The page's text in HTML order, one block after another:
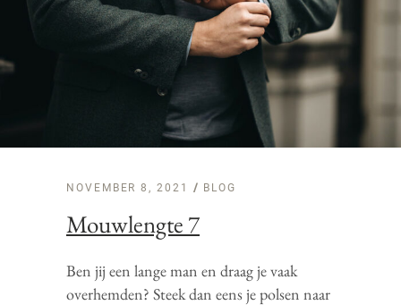
NOVEMBER 8, 2021 BLOG
Mouwlengte 7
Ben jij een lange man en draag je vaak
overhemden? Steek dan eens je polsen naar